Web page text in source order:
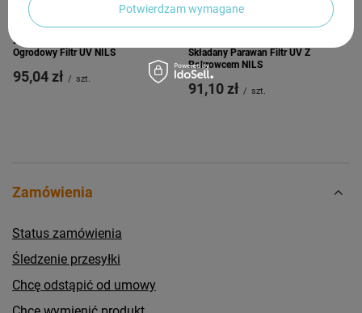
2w1 Parasol Parawan Plażowy
Ogrodowy Filtr UV NILS
95,04 zł / szt.
Składany Parawan Filtr UV Z
Pokrowcem NILS
91,10 zł / szt.
Zamówienia
Status zamówienia
Śledzenie przesyłki
Chcę odstąpić od umowy
Potwierdzam wymagane